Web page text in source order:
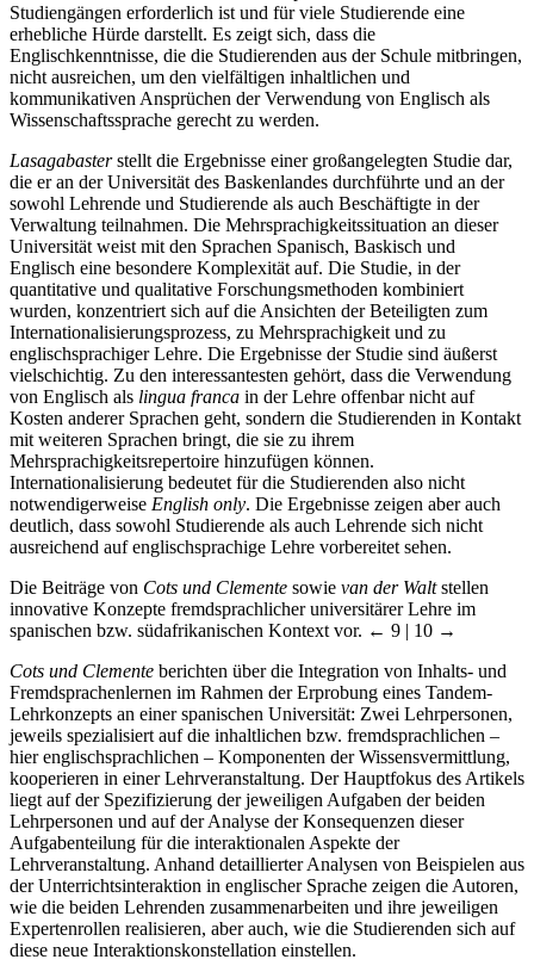
Studiengängen erforderlich ist und für viele Studierende eine
erhebliche Hürde darstellt. Es zeigt sich, dass die
Englischkenntnisse, die die Studierenden aus der Schule mitbringen,
nicht ausreichen, um den vielfältigen inhaltlichen und
kommunikativen Ansprüchen der Verwendung von Englisch als
Wissenschaftssprache gerecht zu werden.
Lasagabasterstellt die Ergebnisse einer großangelegten Studie dar,
die er an der Universität des Baskenlandes durchführte und an der
sowohl Lehrende und Studierende als auch Beschäftigte in der
Verwaltung teilnahmen. Die Mehrsprachigkeitssituation an dieser
Universität weist mit den Sprachen Spanisch, Baskisch und
Englisch eine besondere Komplexität auf. Die Studie, in der
quantitative und qualitative Forschungsmethoden kombiniert
wurden, konzentriert sich auf die Ansichten der Beteiligten zum
Internationalisierungsprozess, zu Mehrsprachigkeit und zu
englischsprachiger Lehre. Die Ergebnisse der Studie sind äußerst
vielschichtig. Zu den interessantesten gehört, dass die Verwendung
von Englisch als lingua franca in der Lehre offenbar nicht auf
Kosten anderer Sprachen geht, sondern die Studierenden in Kontakt
mit weiteren Sprachen bringt, die sie zu ihrem
Mehrsprachigkeitsrepertoire hinzufügen können.
Internationalisierung bedeutet für die Studierenden also nicht
notwendigerweise English only. Die Ergebnisse zeigen aber auch
deutlich, dass sowohl Studierende als auch Lehrende sich nicht
ausreichend auf englischsprachige Lehre vorbereitet sehen.
Die Beiträge von Cots und Clemente sowie van der Waltstellen
innovative Konzepte fremdsprachlicher universitärer Lehre im
spanischen bzw. südafrikanischen Kontext vor. ← 9 | 10 →
Cots und Clemente berichten über die Integration von Inhalts- und
Fremdsprachenlernen im Rahmen der Erprobung eines Tandem-
Lehrkonzepts an einer spanischen Universität: Zwei Lehrpersonen,
jeweils spezialisiert auf die inhaltlichen bzw. fremdsprachlichen –
hier englischsprachlichen – Komponenten der Wissensvermittlung,
kooperieren in einer Lehrveranstaltung. Der Hauptfokus des Artikels
liegt auf der Spezifizierung der jeweiligen Aufgaben der beiden
Lehrpersonen und auf der Analyse der Konsequenzen dieser
Aufgabenteilung für die interaktionalen Aspekte der
Lehrveranstaltung. Anhand detaillierter Analysen von Beispielen aus
der Unterrichtsinteraktion in englischer Sprache zeigen die Autoren,
wie die beiden Lehrenden zusammenarbeiten und ihre jeweiligen
Expertenrollen realisieren, aber auch, wie die Studierenden sich auf
diese neue Interaktionskonstellation einstellen.